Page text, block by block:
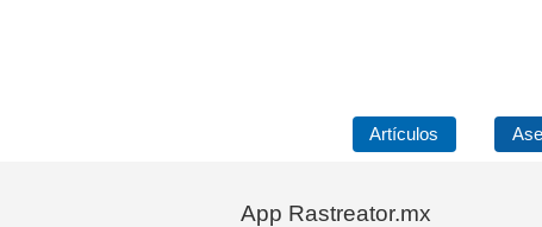
Artículos
App Rastreator.mx